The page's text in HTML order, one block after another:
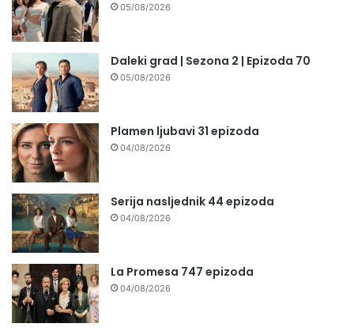
05/08/2026
Daleki grad | Sezona 2 | Epizoda 70
05/08/2026
Plamen ljubavi 31 epizoda
04/08/2026
Serija nasljednik 44 epizoda
04/08/2026
La Promesa 747 epizoda
04/08/2026